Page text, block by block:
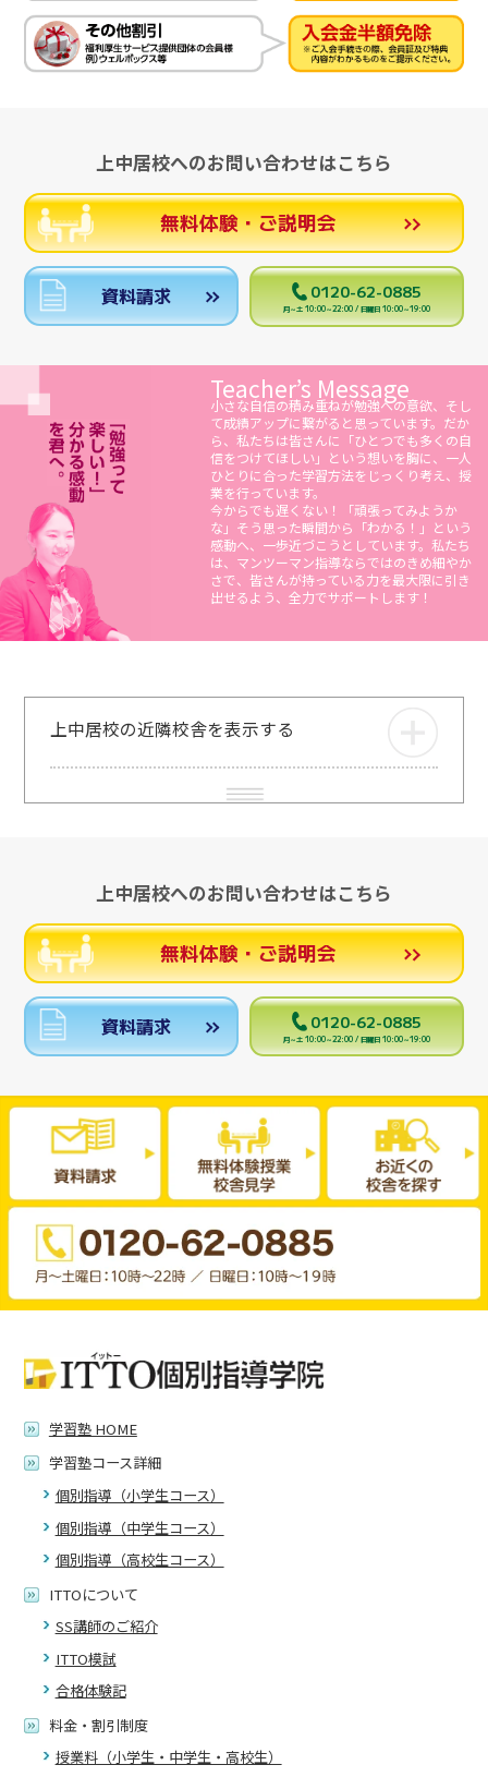
上中居校へのお問い合わせはこちら
無料体験・ご説明会
資料請求 0120-62-0885
月～土 10:00～22:00 / 日曜日 10:00～19:00
Teacher’s Message
小さな自信の積み重ねが勉強への意欲、そし
て成績アップに繋がると思っています。だか
ら、私たちは皆さんに「ひとつでも多くの自
信をつけてほしい」という想いを胸に、一人
ひとりに合った学習方法をじっくり考え、授
業を行っています。
今からでも遅くない！「頑張ってみようか
な」そう思った瞬間から「わかる！」という
感動へ、一歩近づこうとしています。私たち
は、マンツーマン指導ならではのきめ細やか
さで、皆さんが持っている力を最大限に引き
出せるよう、全力でサポートします！
上中居校の近隣校舎を表示する
上中居校へのお問い合わせはこちら
無料体験・ご説明会
資料請求 0120-62-0885
月～土 10:00～22:00 / 日曜日 10:00～19:00
学習塾 HOME
学習塾コース詳細
個別指導（小学生コース）
個別指導（中学生コース）
個別指導（高校生コース）
ITTOについて
SS講師のご紹介
ITTO模試
合格体験記
料金・割引制度
授業料（小学生・中学生・高校生）